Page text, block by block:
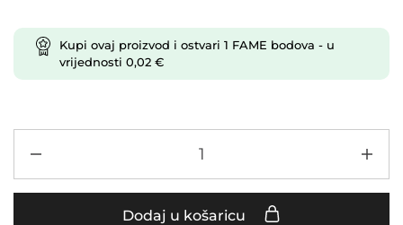
Kupi ovaj proizvod i ostvari 1 FAME bodova - u
vrijednosti 0,02 €
Dodaj u košaricu